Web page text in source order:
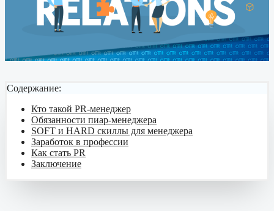
Содержание:
Кто такой PR-менеджер
Обязанности пиар-менеджера
SOFT и HARD скиллы для менеджера
Заработок в профессии
Как стать PR
Заключение